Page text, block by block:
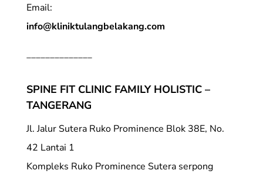
Email:
info@kliniktulangbelakang.com
______________
SPINE FIT CLINIC FAMILY HOLISTIC –
TANGERANG
Jl. Jalur Sutera Ruko Prominence Blok 38E, No.
42 Lantai 1
Kompleks Ruko Prominence Sutera serpong